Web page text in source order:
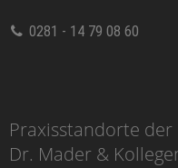
0281 - 14 79 08 60
Praxisstandorte der
Dr. Mader &